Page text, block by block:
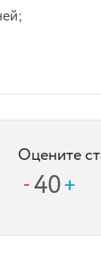
Оцените
40